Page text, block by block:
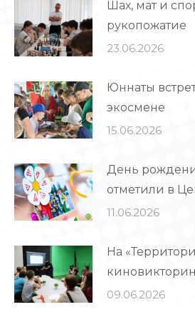
Шах, мат и
рукопожатие
23.06.2026
Юннаты
экосмене
15.06.2026
День
отметили в
11.06.2026
На
09.06.2026